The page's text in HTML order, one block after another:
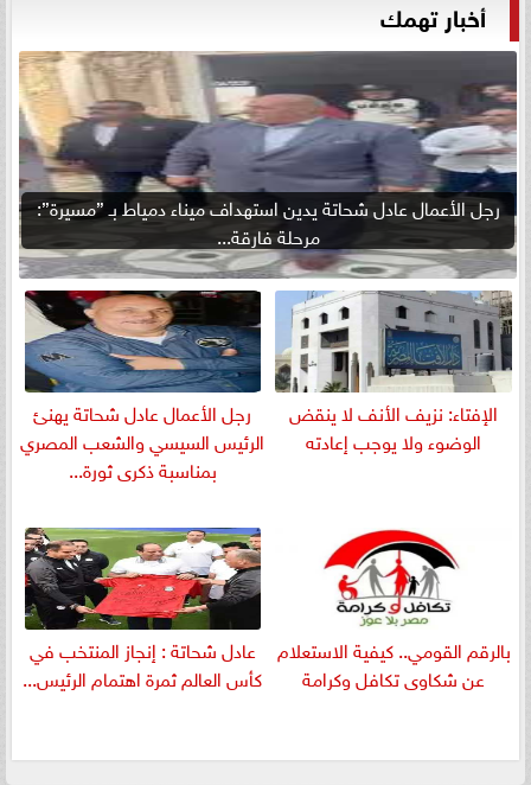
أخبار تهمك
رجل الأعمال عادل شحاتة يدين استهداف ميناء دمياط بـ ”مسيرة”:
مرحلة فارقة...
الإفتاء: نزيف الأنف لا ينقض
الوضوء ولا يوجب إعادته
رجل الأعمال عادل شحاتة يهنئ
الرئيس السيسي والشعب المصري
بمناسبة ذكرى ثورة...
بالرقم القومي.. كيفية الاستعلام
عن شكاوى تكافل وكرامة
عادل شحاتة : إنجاز المنتخب في
كأس العالم ثمرة اهتمام الرئيس...